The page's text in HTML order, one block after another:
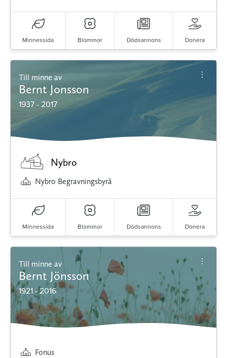
Minnessida Blommor Dödsannons Donera
Till minne av
Bernt Jonsson
1937 - 2017
Nybro
Nybro Begravningsbyrå
Minnessida Blommor Dödsannons Donera
Till minne av
Bernt Jönsson
1921 - 2016
Fonus